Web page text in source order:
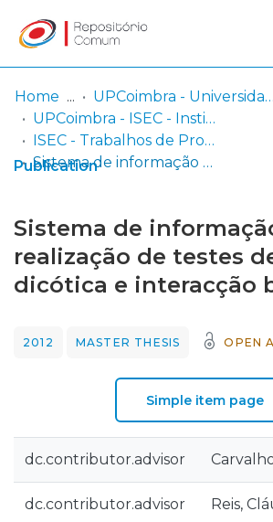
Communities
& Collections
Statistics
Log
In
(current)
Home
UPCoimbra - Universidade Politécnica de Coimbra
UPCoimbra - ISEC - Instituto Superior de Engenharia de Coimbra
ISEC - Trabalhos de Projeto | Relatórios de Estágio | Projetos de Investigação
Sistema de informação para a realização de testes de audição dicótica e interacção binaural
Publication
Sistema de
realização de testes
dicótica e interacção
2012 MASTER THESIS OPEN
Simple item page
dc.contributor.advisor
dc.contributor.advisor Reis,